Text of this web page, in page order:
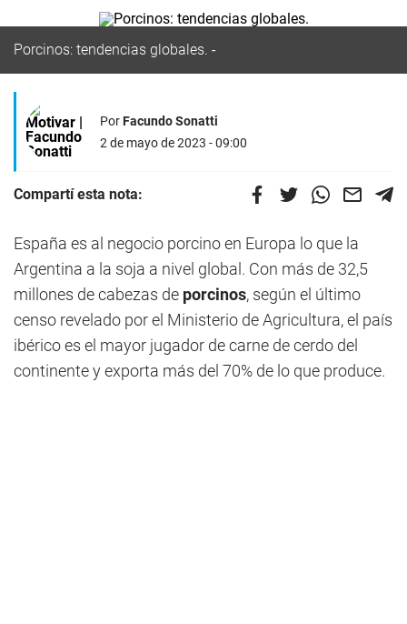
Porcinos: tendencias globales.
PorFacundo Sonatti
2 de mayo de 2023 - 09:00
Compartí esta nota:
España es al negocio porcino en Europa lo que la
Argentina a la soja a nivel global. Con más de 32,5
millones de cabezas de porcinos, según el último
censo revelado por el Ministerio de Agricultura, el país
ibérico es el mayor jugador de carne de cerdo del
continente y exporta más del 70% de lo que produce.